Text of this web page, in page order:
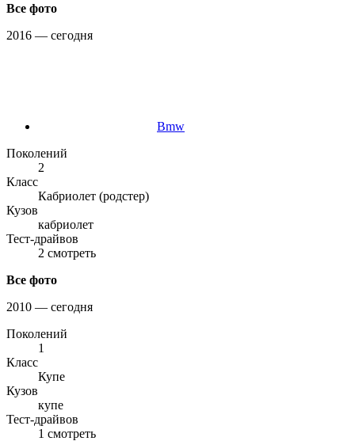
Все фото
2016 — сегодня
Bmw
Поколений
2
Класс
Кабриолет (родстер)
Кузов
кабриолет
Тест-драйвов
2 смотреть
Все фото
2010 — сегодня
Поколений
1
Класс
Купе
Кузов
купе
Тест-драйвов
1 смотреть